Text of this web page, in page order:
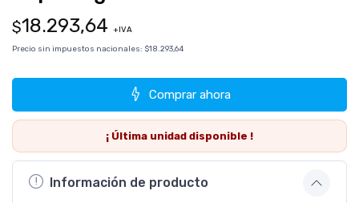
$18.293,64 +IVA
Precio sin impuestos nacionales: $18.293,64
Comprar ahora
¡ Última unidad disponible !
Información de producto